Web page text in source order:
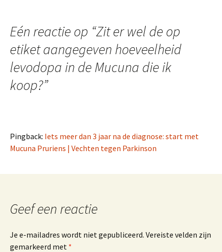
Eén reactie op “Zit er wel de op
etiket aangegeven hoeveelheid
levodopa in de Mucuna die ik
koop?”
Pingback: Iets meer dan 3 jaar na de diagnose: start met
Mucuna Pruriens | Vechten tegen Parkinson
Geef een reactie
Je e-mailadres wordt niet gepubliceerd. Vereiste velden zijn
gemarkeerd met *